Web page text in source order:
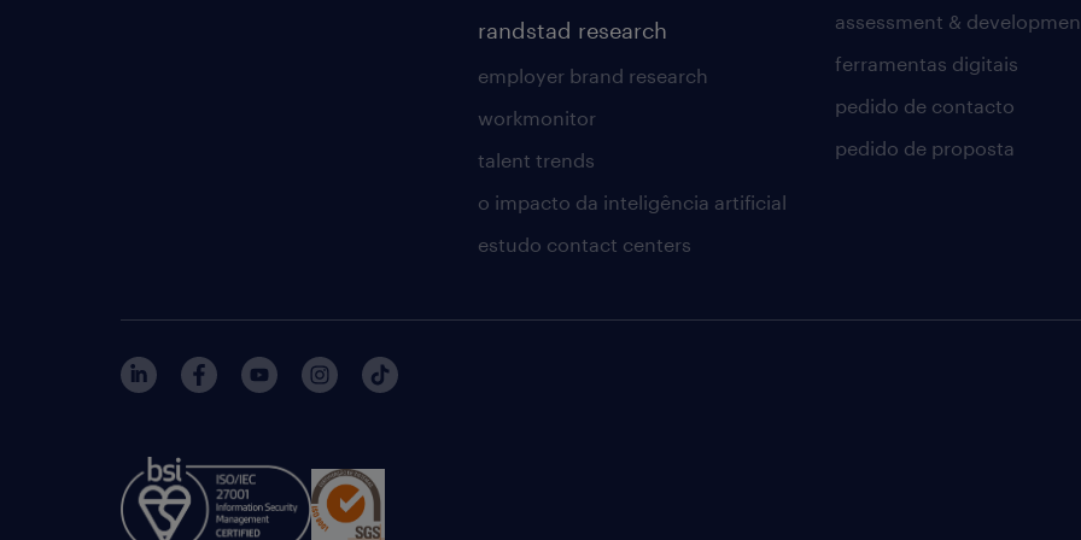
randstad research
employer brand research
workmonitor
talent trends
o impacto da inteligência artificial
estudo contact centers
assessment &
ferramentas digitais
pedido de contacto
pedido de proposta